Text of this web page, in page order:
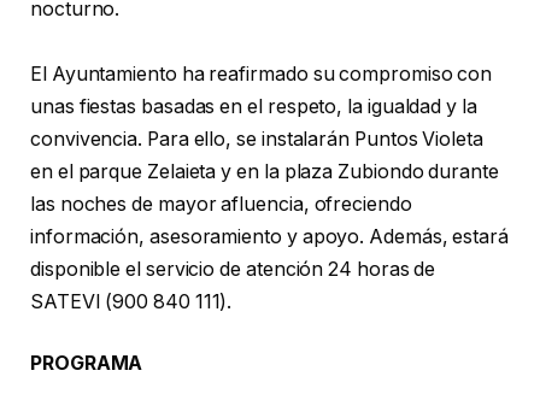
nocturno.
El Ayuntamiento ha reafirmado su compromiso con
unas fiestas basadas en el respeto, la igualdad y la
convivencia. Para ello, se instalarán Puntos Violeta
en el parque Zelaieta y en la plaza Zubiondo durante
las noches de mayor afluencia, ofreciendo
información, asesoramiento y apoyo. Además, estará
disponible el servicio de atención 24 horas de
SATEVI (900 840 111).
PROGRAMA